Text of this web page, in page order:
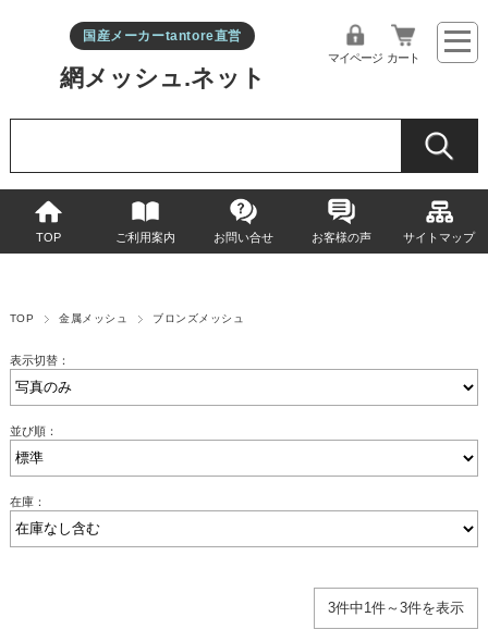
網メッシュ.ネット
国産メーカーtantore直営
マイページ カート
TOP ご利用案内 お問い合せ お客様の声 サイトマップ
TOP 金属メッシュ ブロンズメッシュ
表示切替：
並び順：
在庫：
3件中1件～3件を表示